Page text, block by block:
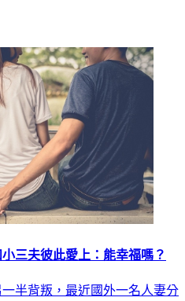
三夫彼此愛上：能幸福嗎？
半背叛，最近國外一名人妻分